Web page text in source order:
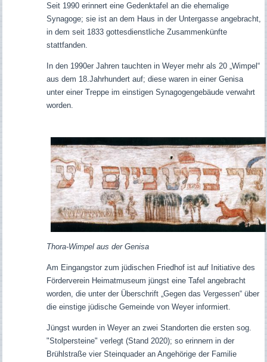
Seit 1990 erinnert eine Gedenktafel an die ehemalige
Synagoge; sie ist an dem Haus in der Untergasse angebracht,
in dem seit 1833 gottesdienstliche Zusammenkünfte
stattfanden.
In den 1990er Jahren tauchten in Weyer mehr als 20 „Wimpel“
aus dem 18.Jahrhundert auf; diese waren in einer Genisa
unter einer Treppe im einstigen Synagogengebäude verwahrt
worden.
Thora-Wimpel aus der Genisa
Am Eingangstor zum jüdischen Friedhof ist auf Initiative des
Förderverein Heimatmuseum jüngst eine Tafel angebracht
worden, die unter der Überschrift „Gegen das Vergessen“ über
die einstige jüdische Gemeinde von Weyer informiert.
Jüngst wurden in Weyer an zwei Standorten die ersten sog.
"Stolpersteine" verlegt (Stand 2020); so erinnern in der
Brühlstraße vier Steinquader an Angehörige der Familie